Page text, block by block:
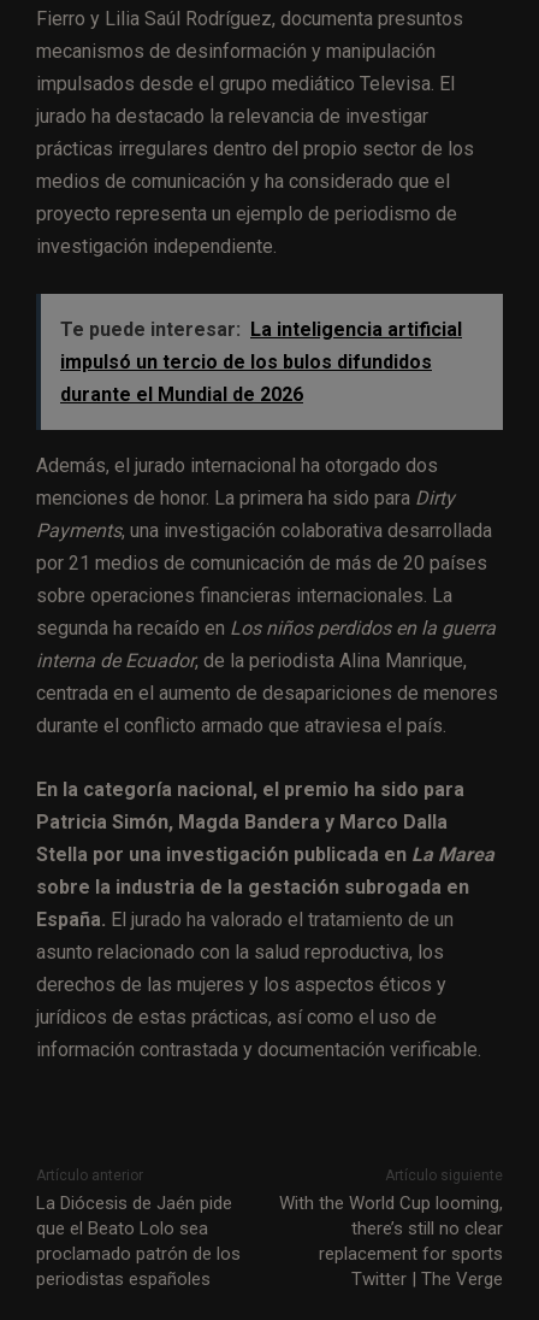
Fierro y Lilia Saúl Rodríguez, documenta presuntos
mecanismos de desinformación y manipulación
impulsados desde el grupo mediático Televisa. El
jurado ha destacado la relevancia de investigar
prácticas irregulares dentro del propio sector de los
medios de comunicación y ha considerado que el
proyecto representa un ejemplo de periodismo de
investigación independiente.
Te puede interesar: La inteligencia artificial
impulsó un tercio de los bulos difundidos
durante el Mundial de 2026
Además, el jurado internacional ha otorgado dos
menciones de honor. La primera ha sido para Dirty
Payments, una investigación colaborativa desarrollada
por 21 medios de comunicación de más de 20 países
sobre operaciones financieras internacionales. La
segunda ha recaído en Los niños perdidos en la guerra
interna de Ecuador, de la periodista Alina Manrique,
centrada en el aumento de desapariciones de menores
durante el conflicto armado que atraviesa el país.
En la categoría nacional, el premio ha sido para
Patricia Simón, Magda Bandera y Marco Dalla
Stella por una investigación publicada en La Marea
sobre la industria de la gestación subrogada en
España. El jurado ha valorado el tratamiento de un
asunto relacionado con la salud reproductiva, los
derechos de las mujeres y los aspectos éticos y
jurídicos de estas prácticas, así como el uso de
información contrastada y documentación verificable.
Artículo anterior
La Diócesis de Jaén pide
que el Beato Lolo sea
proclamado patrón de los
periodistas españoles
Artículo siguiente
With the World Cup looming,
there’s still no clear
replacement for sports
Twitter | The Verge